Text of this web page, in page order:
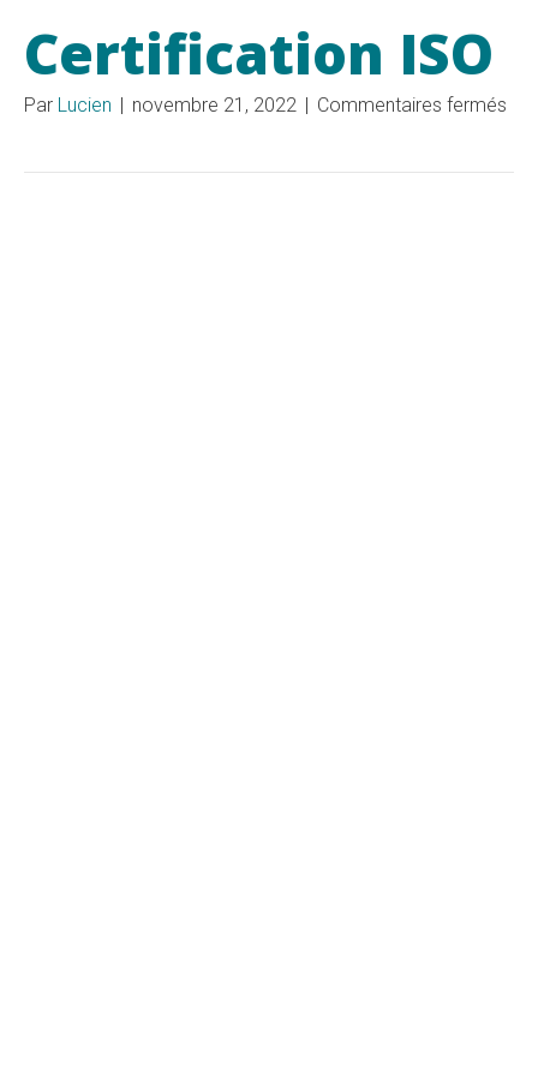
Certification ISO
Par Lucien | novembre 21, 2022 | Commentaires fermés